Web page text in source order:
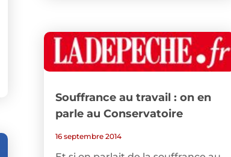
Souffrance au travail : on en
parle au Conservatoire
16 septembre 2014